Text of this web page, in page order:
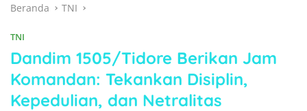
Beranda TNI
TNI
Dandim 1505/Tidore Berikan Jam
Komandan: Tekankan Disiplin,
Kepedulian, dan Netralitas